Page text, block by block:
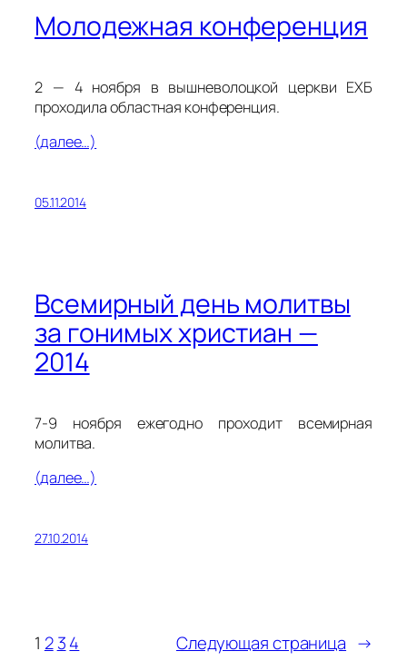
Молодежная конференция
2 — 4 ноября в вышневолоцкой церкви ЕХБ
проходила областная конференция.
(далее…)
05.11.2014
Всемирный день молитвы
за гонимых христиан —
2014
7-9 ноября ежегодно проходит всемирная
молитва.
(далее…)
27.10.2014
1 2 34 Следующая страница →